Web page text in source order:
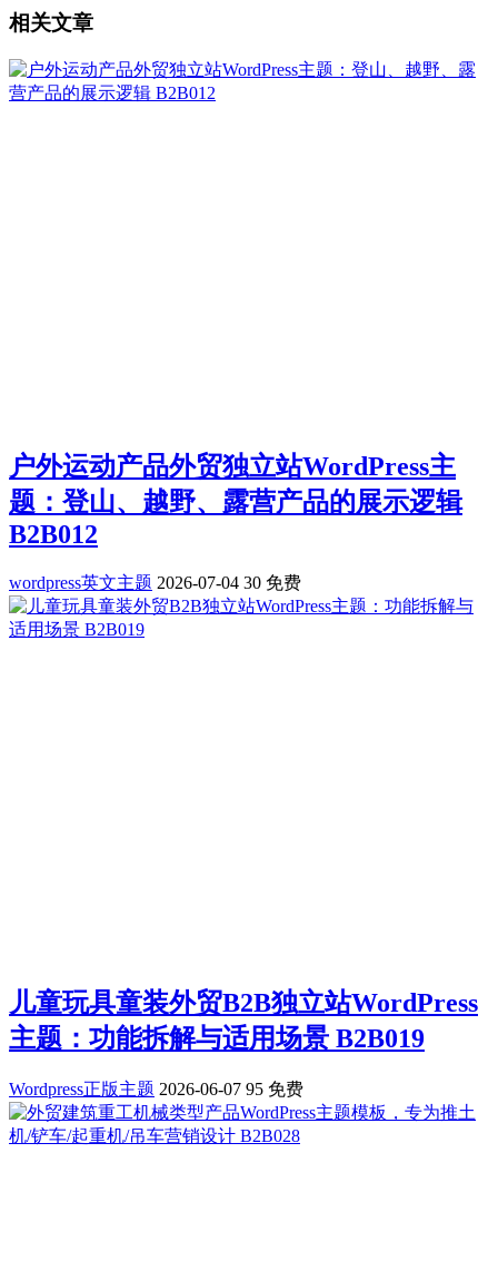
相关文章
户外运动产品外贸独立站WordPress主
题：登山、越野、露营产品的展示逻辑
B2B012
wordpress英文主题 2026-07-04 30 免费
儿童玩具童装外贸B2B独立站WordPress
主题：功能拆解与适用场景 B2B019
Wordpress正版主题 2026-06-07 95 免费